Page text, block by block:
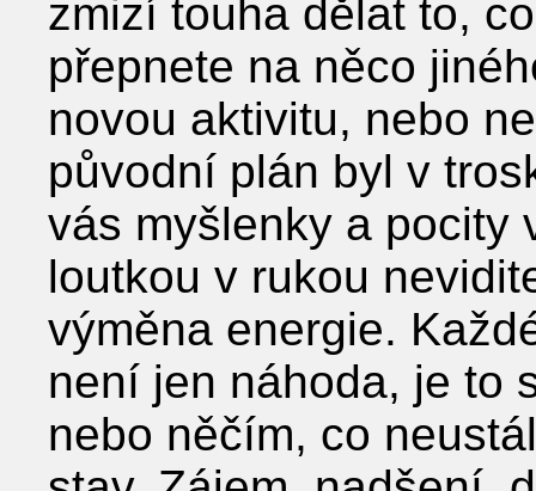
zmizí touha dělat to,
přepnete na něco
novou aktivitu, nebo
původní plán byl v
vás myšlenky a pocity
loutkou v rukou
výměna energie.
není jen náhoda, je to
nebo něčím, co